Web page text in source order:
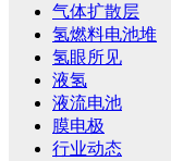
气体扩散层
氢燃料电池堆
氢眼所见
液氢
液流电池
膜电极
行业动态